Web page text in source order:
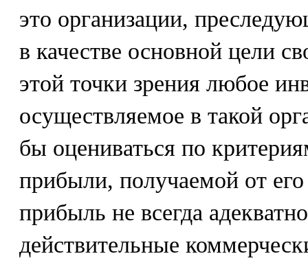
это организации,
в качестве основной цели
этой точки зрения любое
осуществляемое в такой
бы оцениваться по
прибыли, получаемой от
прибыль не всегда
действительные